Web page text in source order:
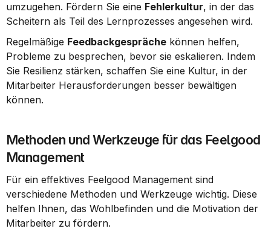
umzugehen. Fördern Sie eine Fehlerkultur, in der das
Scheitern als Teil des Lernprozesses angesehen wird.
Regelmäßige Feedbackgespräche können helfen,
Probleme zu besprechen, bevor sie eskalieren. Indem
Sie Resilienz stärken, schaffen Sie eine Kultur, in der
Mitarbeiter Herausforderungen besser bewältigen
können.
Methoden und Werkzeuge für das Feelgood
Management
Für ein effektives Feelgood Management sind
verschiedene Methoden und Werkzeuge wichtig. Diese
helfen Ihnen, das Wohlbefinden und die Motivation der
Mitarbeiter zu fördern.